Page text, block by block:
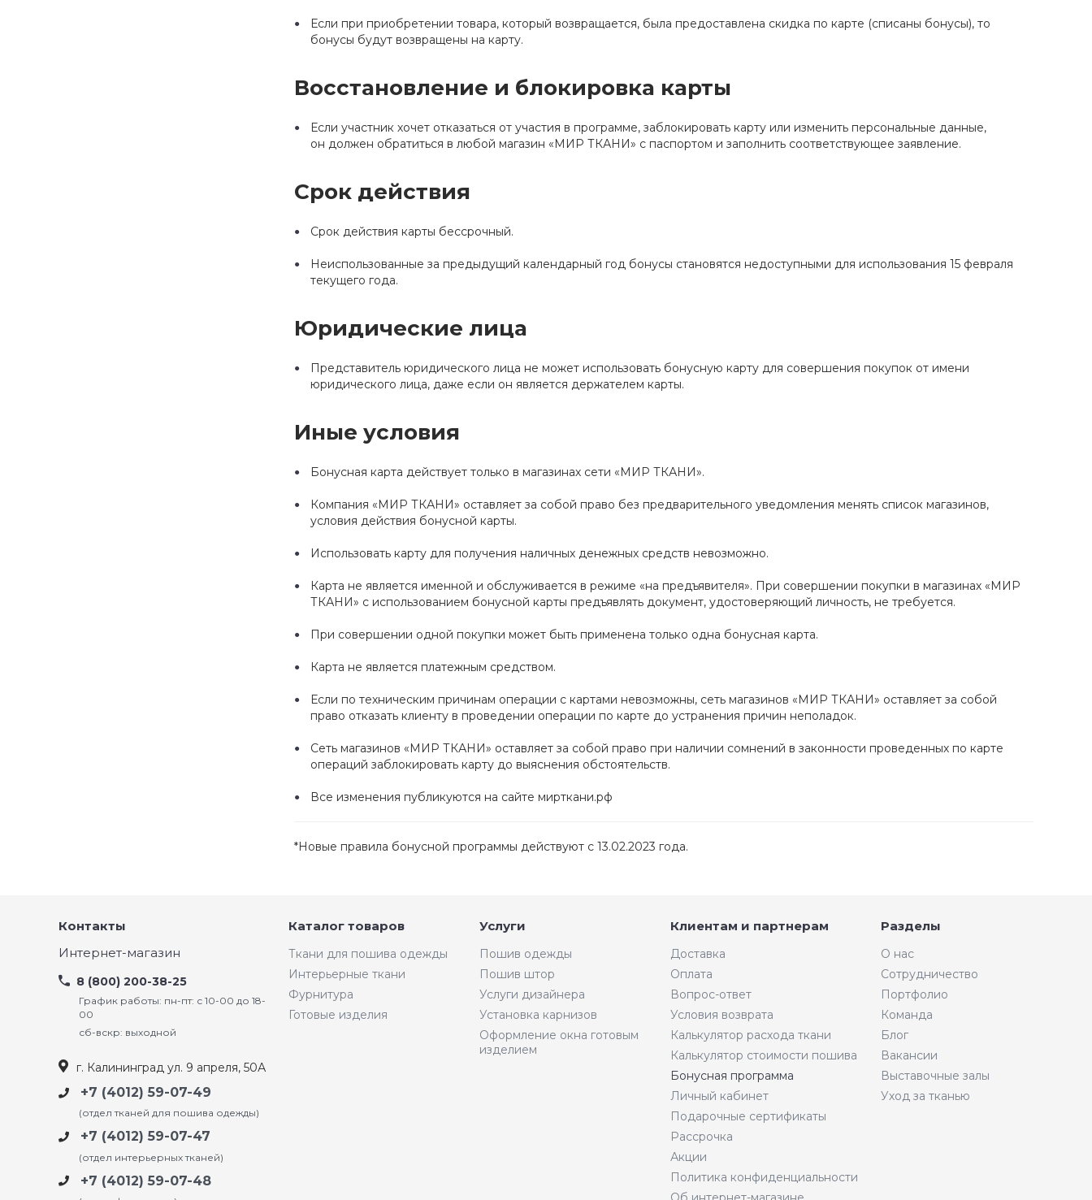
Если при приобретении товара, который возвращается, была предоставлена скидка по карте (списаны бонусы), то
бонусы будут возвращены на карту.
Восстановление и блокировка карты
Если участник хочет отказаться от участия в программе, заблокировать карту или изменить персональные данные,
он должен обратиться в любой магазин «МИР ТКАНИ» с паспортом и заполнить соответствующее заявление.
Срок действия
Срок действия карты бессрочный.
Неиспользованные за предыдущий календарный год бонусы становятся недоступными для использования 15 февраля
текущего года.
Юридические лица
Представитель юридического лица не может использовать бонусную карту для совершения покупок от имени
юридического лица, даже если он является держателем карты.
Иные условия
Бонусная карта действует только в магазинах сети «МИР ТКАНИ».
Компания «МИР ТКАНИ» оставляет за собой право без предварительного уведомления менять список магазинов,
условия действия бонусной карты.
Использовать карту для получения наличных денежных средств невозможно.
Карта не является именной и обслуживается в режиме «на предъявителя». При совершении покупки в магазинах «МИР
ТКАНИ» с использованием бонусной карты предъявлять документ, удостоверяющий личность, не требуется.
При совершении одной покупки может быть применена только одна бонусная карта.
Карта не является платежным средством.
Если по техническим причинам операции с картами невозможны, сеть магазинов «МИР ТКАНИ» оставляет за собой
право отказать клиенту в проведении операции по карте до устранения причин неполадок.
Сеть магазинов «МИР ТКАНИ» оставляет за собой право при наличии сомнений в законности проведенных по карте
операций заблокировать карту до выяснения обстоятельств.
Все изменения публикуются на сайте мирткани.рф
*Новые правила бонусной программы действуют с 13.02.2023 года.
Контакты
Интернет-магазин
8 (800) 200-38-25
График работы: пн-пт: с 10-00 до 18-
00
сб-вскр: выходной
г. Калининград ул. 9 апреля, 50А
+7 (4012) 59-07-49
(отдел тканей для пошива одежды)
+7 (4012) 59-07-47
(отдел интерьерных тканей)
+7 (4012) 59-07-48
Каталог товаров
Ткани для пошива одежды
Интерьерные ткани
Фурнитура
Готовые изделия
Услуги
Пошив одежды
Пошив штор
Услуги дизайнера
Установка карнизов
Оформление окна готовым
изделием
Клиентам и партнерам
Доставка
Оплата
Вопрос-ответ
Условия возврата
Калькулятор расхода ткани
Калькулятор стоимости пошива
Бонусная программа
Личный кабинет
Подарочные сертификаты
Рассрочка
Акции
Политика конфиденциальности
Разделы
О нас
Сотрудничество
Портфолио
Команда
Блог
Вакансии
Выставочные залы
Уход за тканью